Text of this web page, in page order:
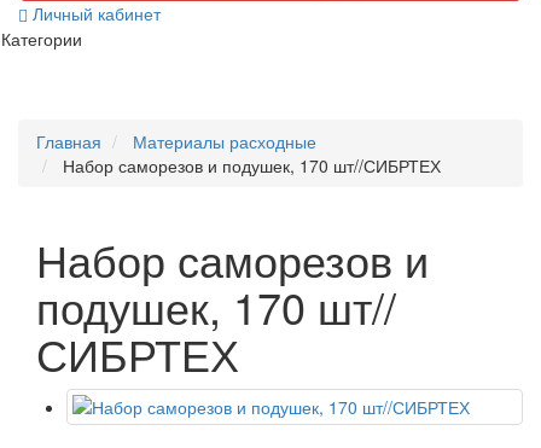
Личный кабинет
Категории
Главная
Материалы расходные
Набор саморезов и подушек, 170 шт//СИБРТЕХ
Набор саморезов и
подушек, 170 шт//
СИБРТЕХ